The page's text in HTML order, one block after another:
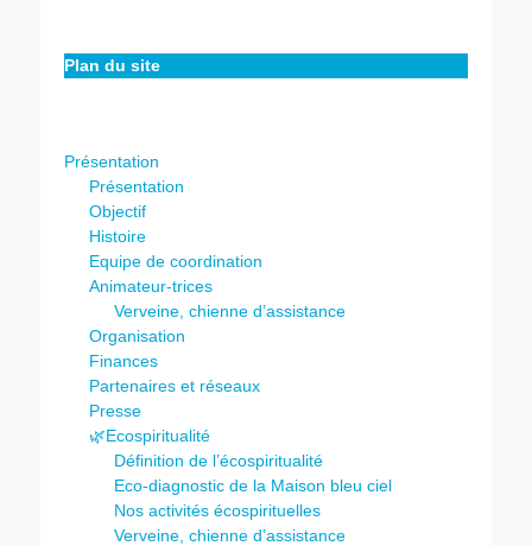
Plan du site
Présentation
Présentation
Objectif
Histoire
Equipe de coordination
Animateur-trices
Verveine, chienne d’assistance
Organisation
Finances
Partenaires et réseaux
Presse
🌿Ecospiritualité
Définition de l’écospiritualité
Eco-diagnostic de la Maison bleu ciel
Nos activités écospirituelles
Verveine, chienne d’assistance